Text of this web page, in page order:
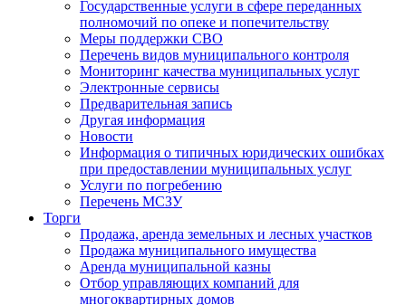
Государственные услуги в сфере переданных
полномочий по опеке и попечительству
Меры поддержки СВО
Перечень видов муниципального контроля
Мониторинг качества муниципальных услуг
Электронные сервисы
Предварительная запись
Другая информация
Новости
Информация о типичных юридических ошибках
при предоставлении муниципальных услуг
Услуги по погребению
Перечень МСЗУ
Торги
Продажа, аренда земельных и лесных участков
Продажа муниципального имущества
Аренда муниципальной казны
Отбор управляющих компаний для
многоквартирных домов